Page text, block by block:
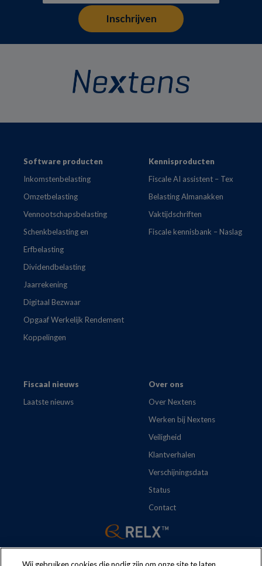
FooterSoftware producten
Inkomstenbelasting
Omzetbelasting
Vennootschapsbelasting
Schenkbelasting en
Erfbelasting
Dividendbelasting
Jaarrekening
Digitaal Bezwaar
Opgaaf Werkelijk Rendement
Koppelingen
Kennisproducten
Fiscale AI assistent – Tex
Belasting Almanakken
Vaktijdschriften
Fiscale kennisbank – Naslag
Fiscaal nieuws
Laatste nieuws
Over ons
Over Nextens
Werken bij Nextens
Veiligheid
Klantverhalen
Verschijningsdata
Status
Contact